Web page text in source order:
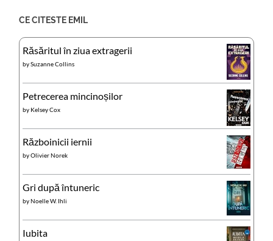
CE CITESTE EMIL
Răsăritul în ziua extragerii
bySuzanne Collins
Petrecerea mincinoșilor
by Kelsey Cox
Războinicii iernii
byOlivier Norek
Gri după întuneric
byNoelle W. Ihli
Iubita